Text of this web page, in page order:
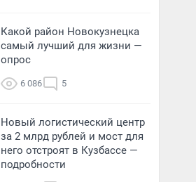
Какой район Новокузнецка
самый лучший для жизни —
опрос
6 086 5
Новый логистический центр
за 2 млрд рублей и мост для
него отстроят в Кузбассе —
подробности